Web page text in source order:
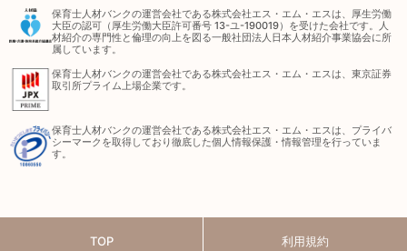
保育士人材バンクの運営会社である株式会社エス・エム・エスは、厚生労働
大臣の認可（厚生労働大臣許可番号 13-ユ-190019）を受けた会社です。人
材紹介の専門性と倫理の向上を図る一般社団法人日本人材紹介事業協会に所
属しています。
保育士人材バンクの運営会社である株式会社エス・エム・エスは、東京証券
取引所プライム上場企業です。
保育士人材バンクの運営会社である株式会社エス・エム・エスは、プライバ
シーマークを取得しており徹底した個人情報保護・情報管理を行っていま
す。
TOP 利用規約